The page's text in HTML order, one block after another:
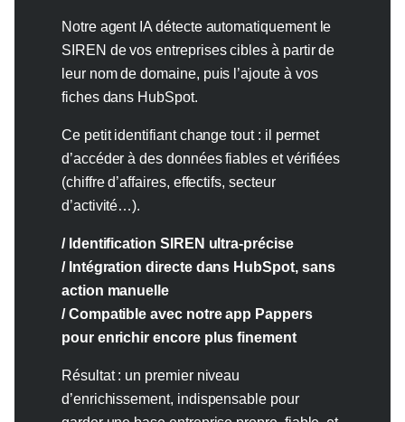
Notre agent IA détecte automatiquement le
SIREN de vos entreprises cibles à partir de
leur nom de domaine, puis l’ajoute à vos
fiches dans HubSpot.
Ce petit identifiant change tout : il permet
d’accéder à des données fiables et vérifiées
(chiffre d’affaires, effectifs, secteur
d’activité…).
/ Identification SIREN ultra-précise
/ Intégration directe dans HubSpot, sans
action manuelle
/ Compatible avec notre app Pappers
pour enrichir encore plus finement
Résultat : un premier niveau
d’enrichissement, indispensable pour